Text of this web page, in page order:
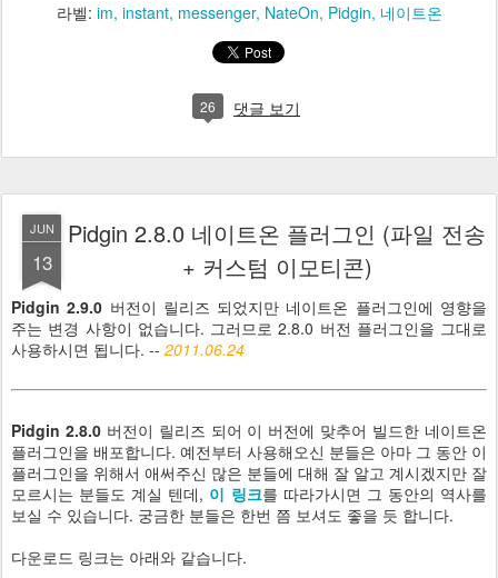
라벨: im instant messenger NateOn Pidgin 네이트온
26 댓글 보기
JUN
13
Pidgin 2.8.0 네이트온 플러그인 (파일 전송
+ 커스텀 이모티콘)
Pidgin 2.9.0 버전이 릴리즈 되었지만 네이트온 플러그인에 영향을
주는 변경 사항이 없습니다. 그러므로 2.8.0 버전 플러그인을 그대로
사용하시면 됩니다. -- 2011.06.24
Pidgin 2.8.0버전이 릴리즈 되어 이 버전에 맞추어 빌드한 네이트온
플러그인을 배포합니다. 예전부터 사용해오신 분들은 아마 그 동안 이
플러그인을 위해서 애써주신 많은 분들에 대해 잘 알고 계시겠지만 잘
모르시는 분들도 계실 텐데, 이 링크를 따라가시면 그 동안의 역사를
보실 수 있습니다. 궁금한 분들은 한번 쯤 보셔도 좋을 듯 합니다.
다운로드 링크는 아래와 같습니다.